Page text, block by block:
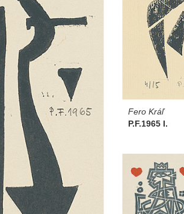
Fero Kráľ
P.F.1965 I.